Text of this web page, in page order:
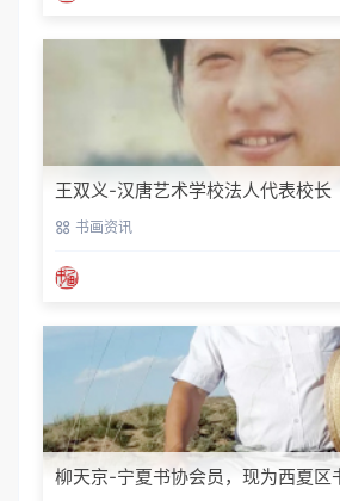
王双义-汉唐艺术学校法人代表校长
书画资讯
柳天京-宁夏书协会员，现为西夏区